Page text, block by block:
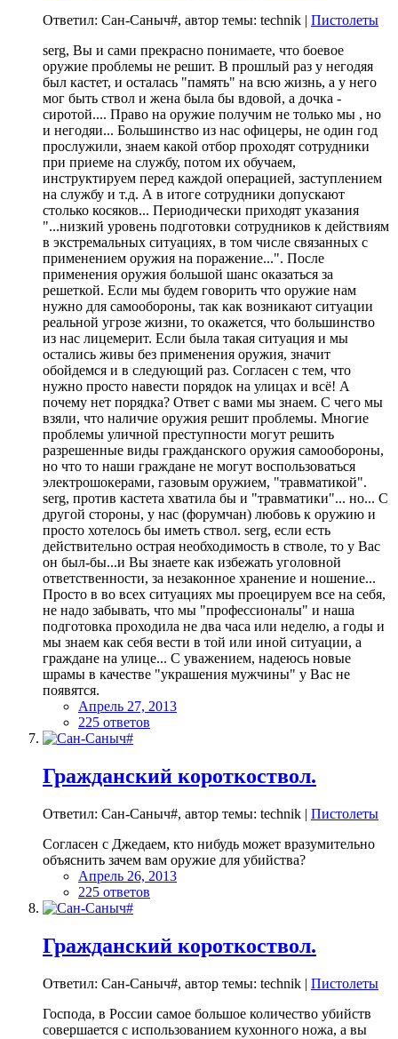
Ответил: Сан-Саныч#, автор темы: technik | Пистолеты
serg, Вы и сами прекрасно понимаете, что боевое
оружие проблемы не решит. В прошлый раз у негодяя
был кастет, и осталась "память" на всю жизнь, а у него
мог быть ствол и жена была бы вдовой, а дочка -
сиротой.... Право на оружие получим не только мы , но
и негодяи... Большинство из нас офицеры, не один год
прослужили, знаем какой отбор проходят сотрудники
при приеме на службу, потом их обучаем,
инструктируем перед каждой операцией, заступлением
на службу и т.д. А в итоге сотрудники допускают
столько косяков... Периодически приходят указания
"...низкий уровень подготовки сотрудников к действиям
в экстремальных ситуациях, в том числе связанных с
применением оружия на поражение...". После
применения оружия большой шанс оказаться за
решеткой. Если мы будем говорить что оружие нам
нужно для самообороны, так как возникают ситуации
реальной угрозе жизни, то окажется, что большинство
из нас лицемерит. Если была такая ситуация и мы
остались живы без применения оружия, значит
обойдемся и в следующий раз. Согласен с тем, что
нужно просто навести порядок на улицах и всё! А
почему нет порядка? Ответ с вами мы знаем. С чего мы
взяли, что наличие оружия решит проблемы. Многие
проблемы уличной преступности могут решить
разрешенные виды гражданского оружия самообороны,
но что то наши граждане не могут воспользоваться
электрошокерами, газовым оружием, "травматикой".
serg, против кастета хватила бы и "травматики"... но... С
другой стороны, у нас (форумчан) любовь к оружию и
просто хотелось бы иметь ствол. serg, если есть
действительно острая необходимость в стволе, то у Вас
он был-бы...и Вы знаете как избежать уголовной
ответственности, за незаконное хранение и ношение...
Просто в во всех ситуациях мы проецируем все на себя,
не надо забывать, что мы "профессионалы" и наша
подготовка проходила не два часа или неделю, а годы и
мы знаем как себя вести в той или иной ситуации, а
граждане на улице... С уважением, надеюсь новые
шрамы в качестве "украшения мужчины" у Вас не
появятся.
Апрель 27, 2013
225 ответов
Гражданский короткоствол.
Ответил: Сан-Саныч#, автор темы: technik | Пистолеты
Согласен с Джедаем, кто нибудь может вразумительно
объяснить зачем вам оружие для убийства?
Апрель 26, 2013
225 ответов
Гражданский короткоствол.
Ответил: Сан-Саныч#, автор темы: technik | Пистолеты
Господа, в России самое большое количество убийств
совершается с использованием кухонного ножа, а вы